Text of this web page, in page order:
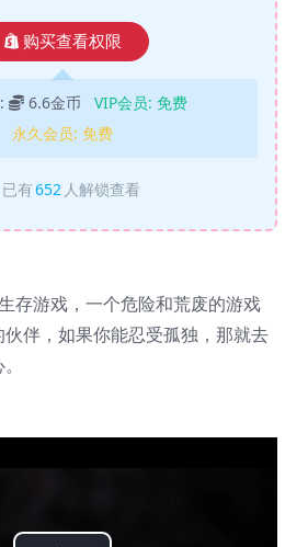
购买查看权限
6.6金币 VIP会员: 免费
永久会员: 免费
已有652 人解锁查看
存游戏，一个危险和荒废的游戏
伴，如果你能忍受孤独，那就去